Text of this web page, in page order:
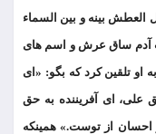
العطش بینه و بین السماء
ساق عرش و اسم های
او تلقین کرد که بگو: «ای
علی، ای آفریننده به حق
از توست.» همینکه